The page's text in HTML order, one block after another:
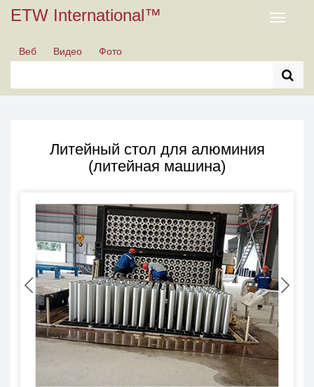
ETW International™
Toggle
Веб
Видео Фото
Литейный стол для алюминия
(литейная машина)